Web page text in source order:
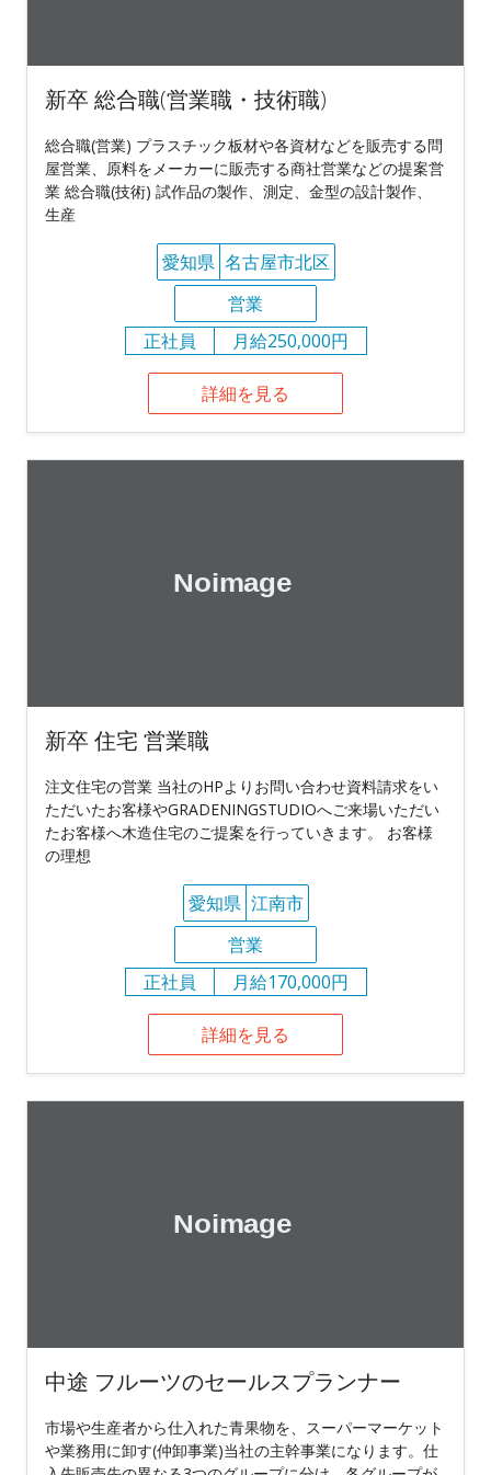
新卒 総合職(営業職・技術職)
総合職(営業) プラスチック板材や各資材などを販売する問
屋営業、原料をメーカーに販売する商社営業などの提案営
業 総合職(技術) 試作品の製作、測定、金型の設計製作、
生産
愛知県 名古屋市北区
営業
正社員
月給250,000円
詳細を見る
新卒 住宅 営業職
注文住宅の営業 当社のHPよりお問い合わせ資料請求をい
ただいたお客様やGRADENINGSTUDIOへご来場いただい
たお客様へ木造住宅のご提案を行っていきます。 お客様
の理想
愛知県 江南市
営業
正社員
月給170,000円
詳細を見る
中途 フルーツのセールスプランナー
市場や生産者から仕入れた青果物を、スーパーマーケット
や業務用に卸す(仲卸事業)当社の主幹事業になります。仕